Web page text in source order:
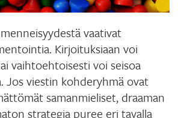
vaativat
Kirjoituksiaan voi
vaihtoehtoisesti voi seisoa
Jos viestin kohderyhmä ovat
samanmieliset, draaman
strategia puree eri tavalla